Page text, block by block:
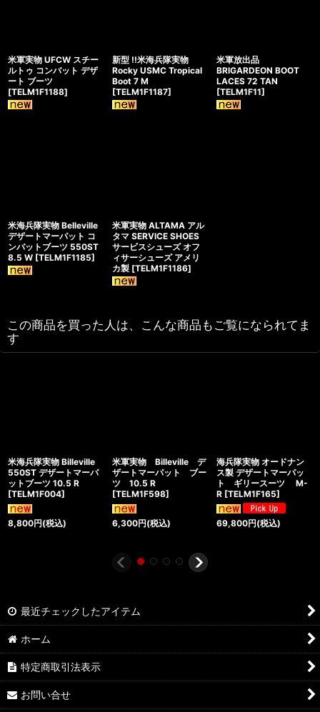
米軍実物 UFCW スチー
ルトゥ コンバット デザ
ート ブーツ
[TELM1F1188]
新型 !!米海兵隊実物
Rocky USMC Tropical
Boot 7 M
[TELM1F1187]
米軍放出品
BRIGARDEON BOOT
LACES 72 TAN
[TELM1F11]
米海兵隊実物 Belleville
デザートマーパット コ
ンバットブーツ 550ST
8.5 W [TELM1F1185]
米軍実物 ALTAMA アル
タマ SERVICE SHOES
サービスシューズ オフ
ィサーシューズ アメリ
カ製 [TELM1F1186]
この商品を買った人は、こんな商品もご覧になられてま
す
米海兵隊実物 Billeville
550ST デザートマーパ
ットブーツ 10.5 R
[TELM1F004]
8,800円(税込)
米軍実物 Billeville デ
ザートマーパット ブー
ツ 10.5 R
[TELM1F598]
6,300円(税込)
海兵隊実物 オードナン
ス製 デザートマーパッ
ト ギリースーツ M-
R [TELM1F165]
69,800円(税込)
最近チェックしたアイテム
ホーム
特定商取引法表示
お問い合せ